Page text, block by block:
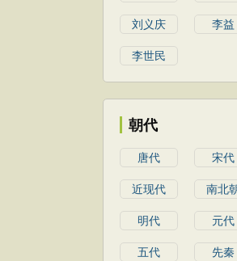
刘义庆 李益
李世民
朝代
唐代 宋代
近现代 南北
明代 元代
五代 先秦